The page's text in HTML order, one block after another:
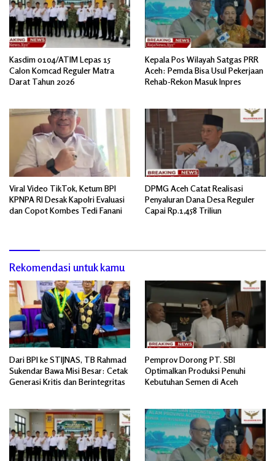
Kasdim 0104/ATIM Lepas 15
Calon Komcad Reguler Matra
Darat Tahun 2026
Kepala Pos Wilayah Satgas PRR
Aceh: Pemda Bisa Usul Pekerjaan
Rehab-Rekon Masuk Inpres
Viral Video TikTok, Ketum BPI
KPNPA RI Desak Kapolri Evaluasi
dan Copot Kombes Tedi Fanani
DPMG Aceh Catat Realisasi
Penyaluran Dana Desa Reguler
Capai Rp.1,458 Triliun
Rekomendasi untuk kamu
Dari BPI ke STIJNAS, TB Rahmad
Sukendar Bawa Misi Besar: Cetak
Generasi Kritis dan Berintegritas
Pemprov Dorong PT. SBI
Optimalkan Produksi Penuhi
Kebutuhan Semen di Aceh